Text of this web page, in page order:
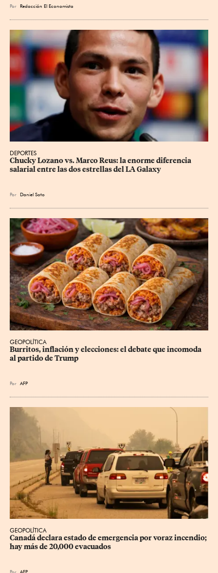
Por Redacción El Economista
DEPORTES
Chucky Lozano vs. Marco Reus: la enorme diferencia
salarial entre las dos estrellas del LA Galaxy
Por Daniel Soto
GEOPOLÍTICA
Burritos, inflación y elecciones: el debate que incomoda
al partido de Trump
Por AFP
GEOPOLÍTICA
Canadá declara estado de emergencia por voraz incendio;
hay más de 20,000 evacuados
Por AFP